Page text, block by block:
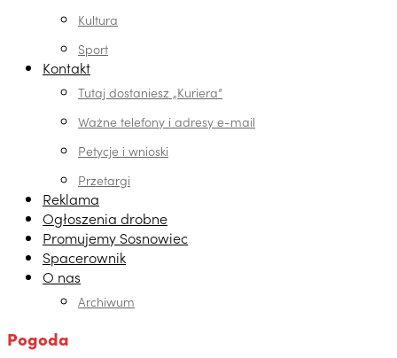
Kultura
Sport
Kontakt
Tutaj dostaniesz „Kuriera”
Ważne telefony i adresy e-mail
Petycje i wnioski
Przetargi
Reklama
Ogłoszenia drobne
Promujemy Sosnowiec
Spacerownik
O nas
Archiwum
Pogoda